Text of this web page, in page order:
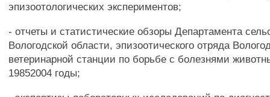
эпизоотологических экспериментов;
- отчеты и статистические обзоры Департамента
Вологодской области, эпизоотического отряда
ветеринарной станции по борьбе с болезнями
19852004 годы;